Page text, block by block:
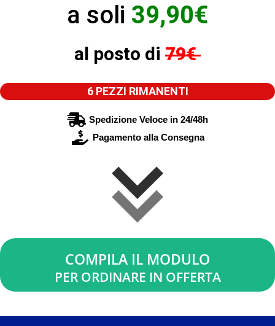
a soli 39,90€
al posto di 79€
6 PEZZI RIMANENTI
Spedizione Veloce in 24/48h
Pagamento alla Consegna
COMPILA IL MODULO
PER ORDINARE IN OFFERTA